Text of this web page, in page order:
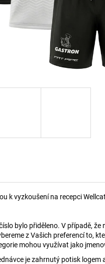
k vyzkoušení na recepci
bylo přiděleno. V případě,
z Vašich preferencí to,
mohou využívat jako
je zahrnutý potisk logem